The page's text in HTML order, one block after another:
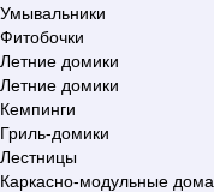
Умывальники
Фитобочки
Летние домики
Летние домики
Кемпинги
Гриль-домики
Лестницы
Каркасно-модульные дома